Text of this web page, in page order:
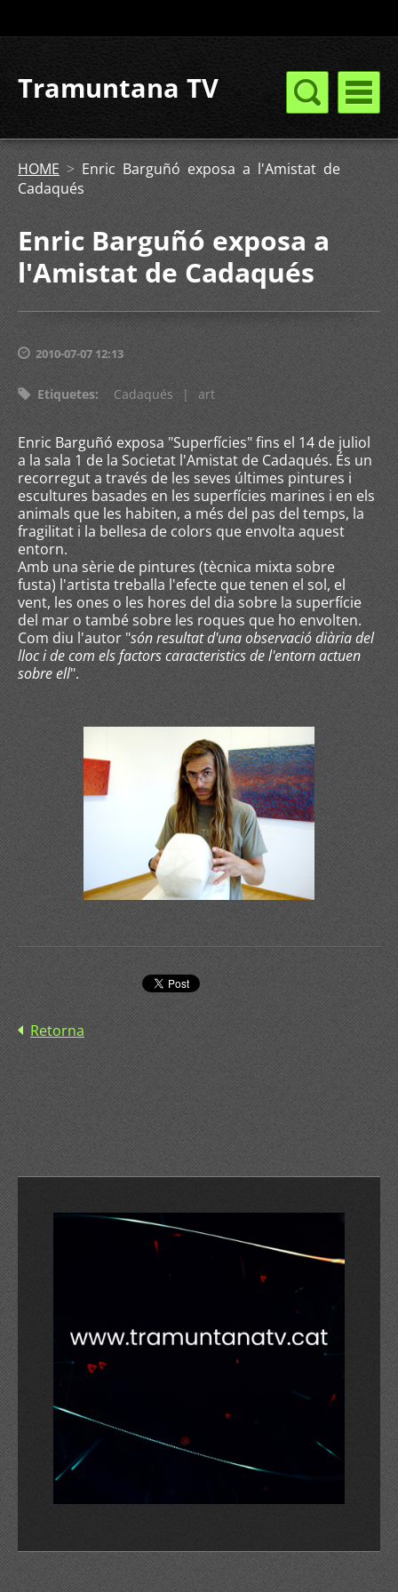
Tramuntana TV
HOME > Enric Barguñó exposa a l'Amistat de
Cadaqués
Enric Barguñó exposa a
l'Amistat de Cadaqués
2010-07-07 12:13
Etiquetes: Cadaqués | art
Enric Barguñó exposa "Superfícies" fins el 14 de juliol
a la sala 1 de la Societat l'Amistat de Cadaqués. És un
recorregut a través de les seves últimes pintures i
escultures basades en les superfícies marines i en els
animals que les habiten, a més del pas del temps, la
fragilitat i la bellesa de colors que envolta aquest
entorn.
Amb una sèrie de pintures (tècnica mixta sobre
fusta) l'artista treballa l'efecte que tenen el sol, el
vent, les ones o les hores del dia sobre la superfície
del mar o també sobre les roques que ho envolten.
Com diu l'autor "són resultat d'una observació diària del
lloc i de com els factors caracteristics de l'entorn actuen
sobre ell".
Retorna